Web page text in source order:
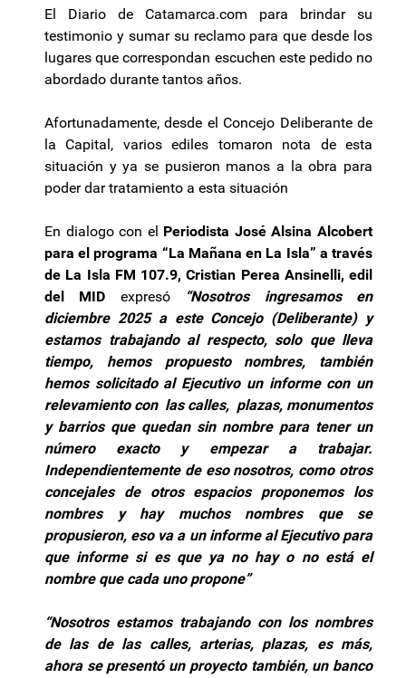
El Diario de Catamarca.com para brindar su
testimonio y sumar su reclamo para que desde los
lugares que correspondan escuchen este pedido no
abordado durante tantos años.
Afortunadamente, desde el Concejo Deliberante de
la Capital, varios ediles tomaron nota de esta
situación y ya se pusieron manos a la obra para
poder dar tratamiento a esta situación
En dialogo con el Periodista José Alsina Alcobert
para el programa “La Mañana en La Isla” a través
de La Isla FM 107.9, Cristian Perea Ansinelli, edil
del MID expresó
“Nosotros ingresamos en
diciembre 2025 a este Concejo (Deliberante) y
estamos trabajando al respecto, solo que lleva
tiempo, hemos propuesto nombres, también
hemos solicitado al Ejecutivo un informe con un
relevamiento con las calles, plazas, monumentos
y barrios que quedan sin nombre para tener un
número exacto y empezar a trabajar.
Independientemente de eso nosotros, como otros
concejales de otros espacios proponemos los
nombres y hay muchos nombres que se
propusieron, eso va a un informe al Ejecutivo para
que informe si es que ya no hay o no está el
nombre que cada uno propone”
“Nosotros estamos trabajando con los nombres
de las de las calles, arterias, plazas, es más,
ahora se presentó un proyecto también, un banco